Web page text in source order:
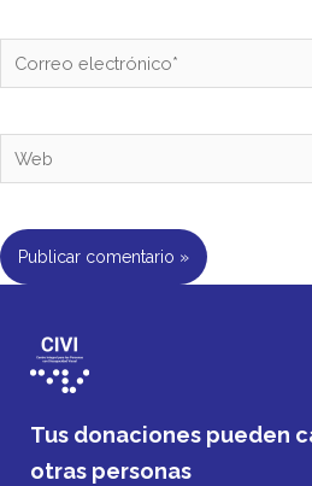
Tus donaciones pueden
otras personas